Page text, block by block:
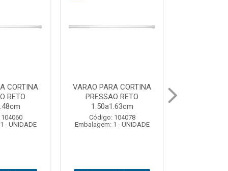
CORTINA
RETO
- UNIDADE
VARAL PARA TETO
MAXEB ACO 1.40m
Código: 104086
Embalagem: 1 - UNIDADE